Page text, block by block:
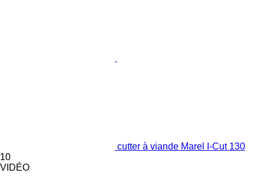
cutter à viande Marel I-Cut 130
10
VIDÉO